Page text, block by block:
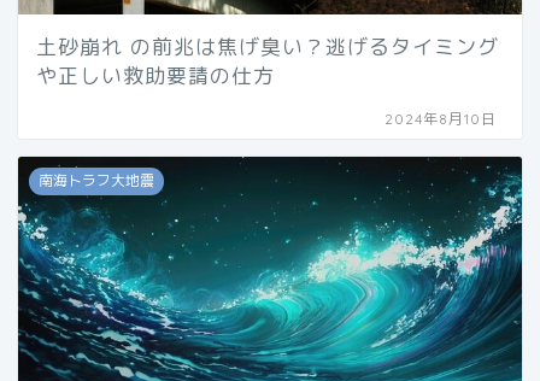
土砂崩れ の前兆は焦げ臭い？逃げるタイミング
や正しい救助要請の仕方
2024年8月10日
南海トラフ大地震